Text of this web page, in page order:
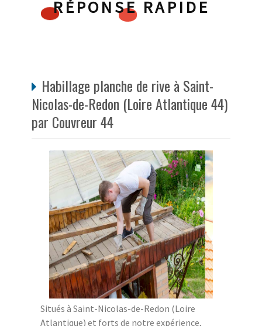
RÉPONSE RAPIDE
Habillage planche de rive à Saint-
Nicolas-de-Redon (Loire Atlantique 44)
par Couvreur 44
Situés à Saint-Nicolas-de-Redon (Loire
Atlantique) et forts de notre expérience,